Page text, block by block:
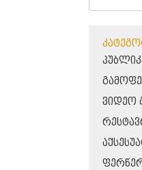
ᲕᲘᲓᲔᲝ